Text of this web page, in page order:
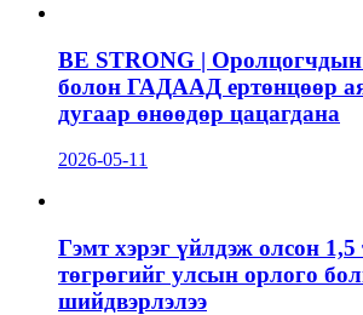
BE STRONG |
болон ГАДААД ертөнцөөр
дугаар өнөөдөр цацагдана
2026-05-11
Гэмт хэрэг үйлдэж олсон 1,5
төгрөгийг улсын орлого
шийдвэрлэлээ